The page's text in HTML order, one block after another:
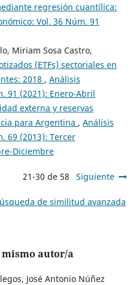
regresión cuantílica:
Vol. 36 Núm. 91
Miriam Sosa Castro,
(ETFs) sectoriales en
2018 , Análisis
91 (2021): Enero-Abril
externa y reservas
para Argentina , Análisis
69 (2013): Tercer
Diciembre
21-30 de 58 Siguiente
de similitud avanzada
autor/a
José Antonio Núñez